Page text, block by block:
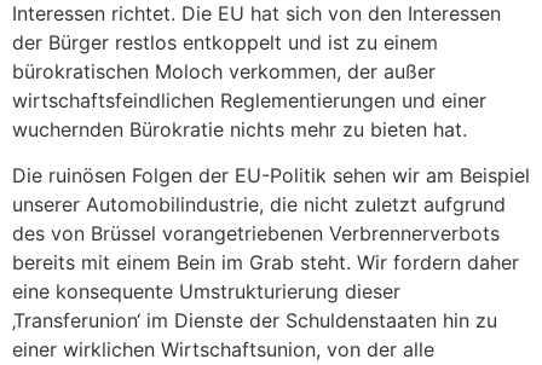
Interessen richtet. Die EU hat sich von den Interessen
der Bürger restlos entkoppelt und ist zu einem
bürokratischen Moloch verkommen, der außer
wirtschaftsfeindlichen Reglementierungen und einer
wuchernden Bürokratie nichts mehr zu bieten hat.
Die ruinösen Folgen der EU-Politik sehen wir am Beispiel
unserer Automobilindustrie, die nicht zuletzt aufgrund
des von Brüssel vorangetriebenen Verbrennerverbots
bereits mit einem Bein im Grab steht. Wir fordern daher
eine konsequente Umstrukturierung dieser
‚Transferunion‘ im Dienste der Schuldenstaaten hin zu
einer wirklichen Wirtschaftsunion, von der alle